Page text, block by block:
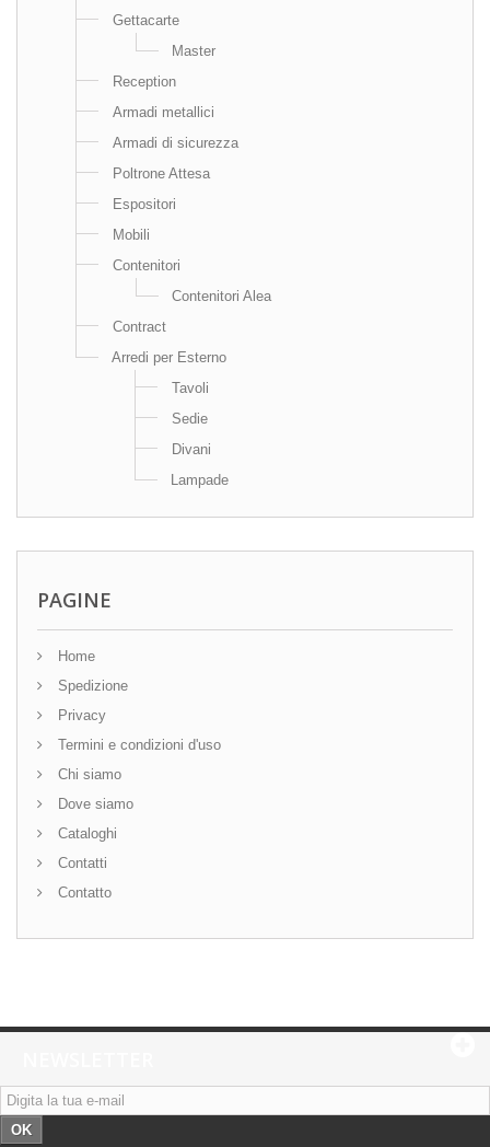
Gettacarte
Master
Reception
Armadi metallici
Armadi di sicurezza
Poltrone Attesa
Espositori
Mobili
Contenitori
Contenitori Alea
Contract
Arredi per Esterno
Tavoli
Sedie
Divani
Lampade
PAGINE
Home
Spedizione
Privacy
Termini e condizioni d'uso
Chi siamo
Dove siamo
Cataloghi
Contatti
Contatto
OK